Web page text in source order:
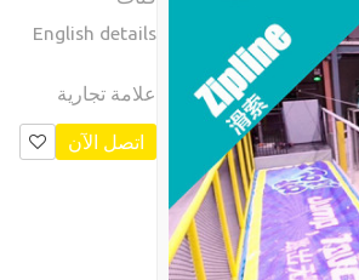
English details
علامة تجارية
اتصل الآن